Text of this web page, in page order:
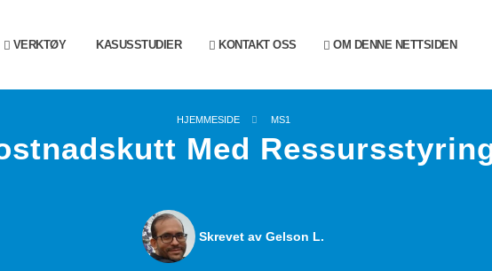
VERKTØY KASUSSTUDIER KONTAKT OSS OM DENNE NETTSIDEN
HJEMMESIDE MS1
Med
Skrevet av Gelson L.